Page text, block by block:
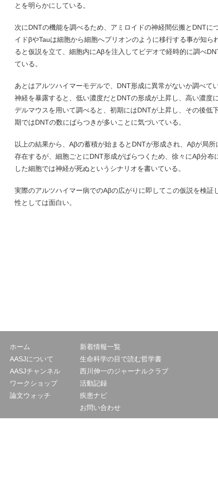
とを明らかにしている。
次にDNTの機能を調べるため、アミロイドの神経間伝搬とDNTに
イドβやTauは細胞から細胞へプリオンのように移行する事が知ら
ると仮説を立て、細胞内にAβを注入してビデオで経時的に調べ
ている。
あとはアルツハイマーモデルで、DNT形成に異常がないか調べて
神経を暴露すると、低い濃度だとDNTの形成が上昇し、高い濃度
デルマウスを用いて調べると、初期にはDNTが上昇し、その後低
期ではDNTの数にばらつきが多いことに気づいている。
以上の結果から、Aβの蓄積が始まるとDNTが形成され、Aβが局
存在するが、細胞ごとにDNT形成がばらつくため、徐々にAβ分布
した細胞では神経が死ぬというシナリオを書いている。
実際のアルツハイマー病でのAβの広がりに即してこの仮説を検証
性としては面白い。
ホーム
AASJについて
AASJチャンネル
ワークショップ
論文ウォッチ
新着情報一覧
生命科学の目で読む哲学書
西川伸一のジャーナルクラブ
活動記録
疾患ナビ
お問い合わせ